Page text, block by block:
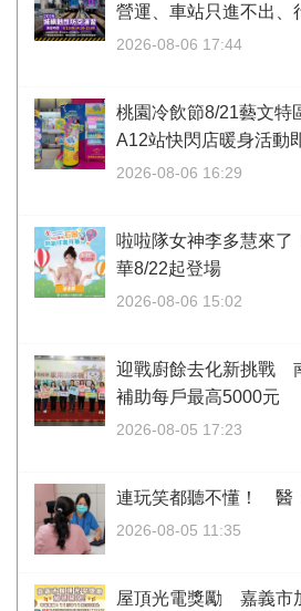
營運、車站只進不出、
2026-08-06 17:44
桃園冷飲節8/21藝文特
A12站快閃店暖身活動
2026-08-06 16:29
啦啦隊女神李多慧來
華8/22起登場
2026-08-06 15:02
迎戰廚餘去化新挑戰
補助每戶最高5000元
2026-08-05 17:23
連玩笑都聽不懂！ 醫
2026-08-05 11:35
屋頂光電獎勵 嘉義市